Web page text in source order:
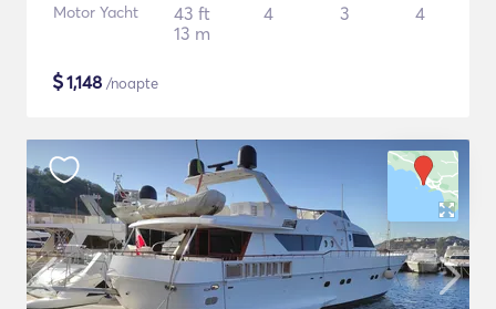
Motor Yacht
43 ft
13 m
4 3 4
$1,148 /noapte